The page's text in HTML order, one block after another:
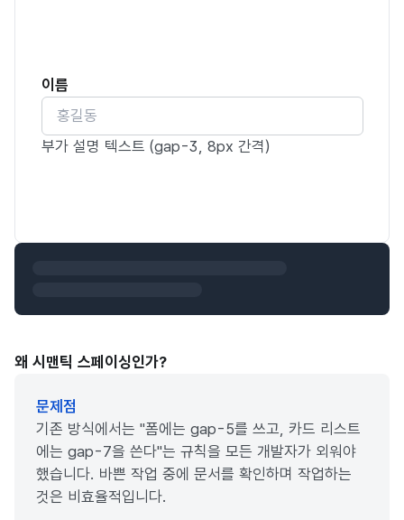
이름
부가 설명 텍스트 (gap-3, 8px 간격)
왜 시맨틱 스페이싱인가?
문제점
기존 방식에서는 "폼에는 gap-5를 쓰고, 카드 리스트
에는 gap-7을 쓴다"는 규칙을 모든 개발자가 외워야
했습니다. 바쁜 작업 중에 문서를 확인하며 작업하는
것은 비효율적입니다.